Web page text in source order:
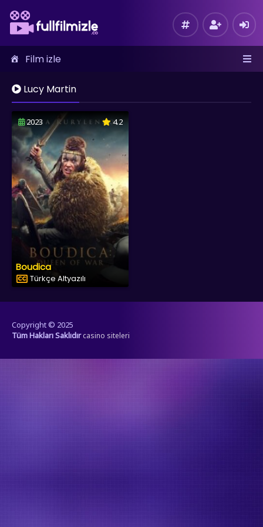
Film izle
Lucy Martin
2023 4.2
Boudica
Türkçe Altyazılı
Copyright © 2025
Tüm Hakları Saklıdır casino siteleri